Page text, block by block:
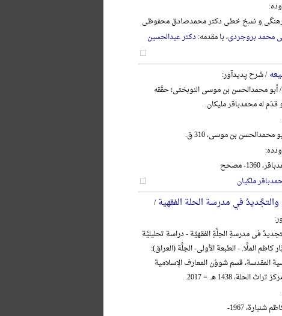
و نسخ خطی دکتر محمدصادق محفوظی
محمد بروجردی، با مقدمه:دکتر عبدالحسین
/ شرح پدیدآور:
أبو محمدالحسن بن موسی النوبختی؛ حقّقه
قدّم له محمدباقر ملیکان.
محمدالحسن بن موسی، 310 ق.
مصحح
ملکیان
والتجَّدیدُ في مدرسة الحلة الفقهیة/
فی مدرسةِ الحِلَّةِ الفقهیِّة - دراسة تحلیلیَّة
کاظم الملَّا. - الطبعة الأولی- الحِلَّة (العراق):
المقدسة، قسم شوؤن المعارف الإسلامیة
الحلة، 1438 هـ. = 2017.
شنبارة، 1967-